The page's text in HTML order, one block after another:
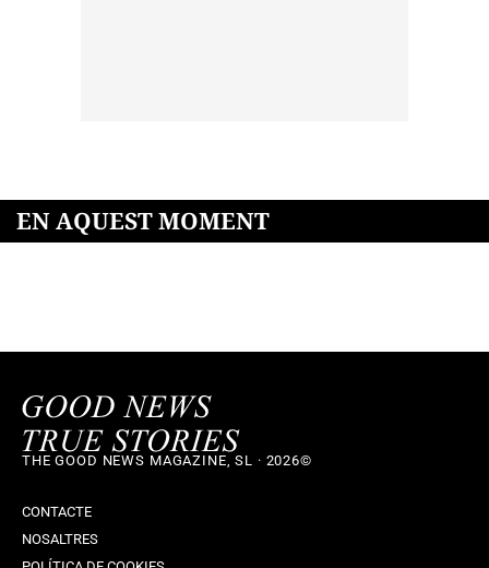
EN AQUEST MOMENT
THE GOOD NEWS MAGAZINE, SL · 2026©
CONTACTE
NOSALTRES